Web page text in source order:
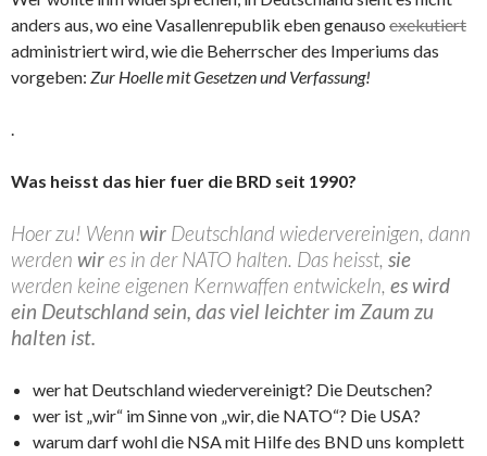
anders aus, wo eine Vasallenrepublik eben genauso exekutiert
administriert wird, wie die Beherrscher des Imperiums das
vorgeben: Zur Hoelle mit Gesetzen und Verfassung!
.
Was heisst das hier fuer die BRD seit 1990?
Hoer zu! Wenn wir Deutschland wiedervereinigen, dann
werden wires in der NATO halten. Das heisst, sie
werden keine eigenen Kernwaffen entwickeln, es wird
ein Deutschland sein, das viel leichter im Zaum zu
halten ist.
wer hat Deutschland wiedervereinigt? Die Deutschen?
wer ist „wir“ im Sinne von „wir, die NATO“? Die USA?
warum darf wohl die NSA mit Hilfe des BND uns komplett